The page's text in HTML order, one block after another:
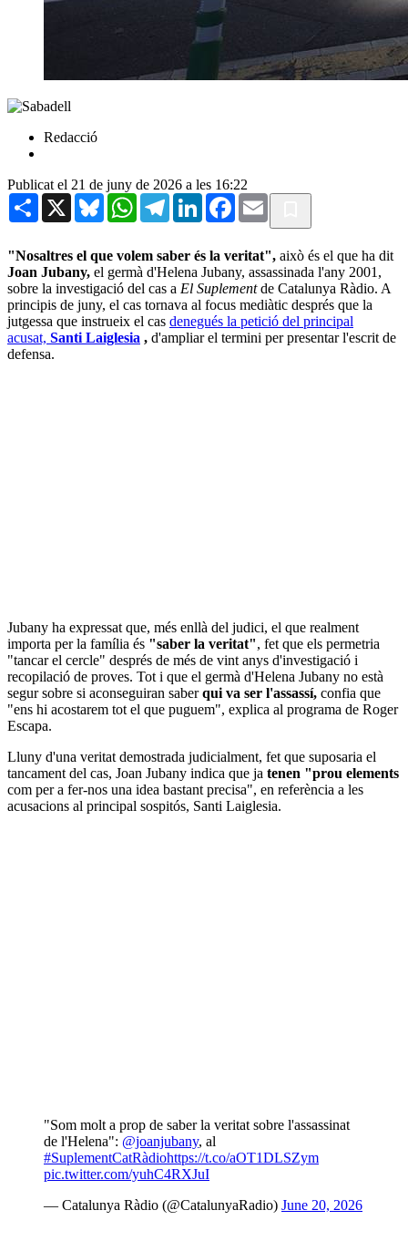
Redacció
Publicat el 21 de juny de 2026 a les 16:22
Share X BlueskyWhatsAppTelegramLinkedInFacebook
Email
"Nosaltres el que volem saber és la veritat", això és el que ha dit
Joan Jubany, el germà d'Helena Jubany, assassinada l'any 2001,
sobre la investigació del cas a El Suplementde Catalunya Ràdio. A
principis de juny, el cas tornava al focus mediàtic després que la
jutgessa que instrueix el cas denegués la petició del principal
acusat, Santi Laiglesia , d'ampliar el termini per presentar l'escrit de
defensa.
Jubany ha expressat que, més enllà del judici, el que realment
importa per la família és "saber la veritat", fet que els permetria
"tancar el cercle" després de més de vint anys d'investigació i
recopilació de proves. Tot i que el germà d'Helena Jubany no està
segur sobre si aconseguiran saberqui va ser l'assassí, confia que
"ens hi acostarem tot el que puguem", explica al programa de Roger
Escapa.
Lluny d'una veritat demostrada judicialment, fet que suposaria el
tancament del cas, Joan Jubany indica que ja tenen "prou elements
com per a fer-nos una idea bastant precisa", en referència a les
acusacions al principal sospitós, Santi Laiglesia.
"Som molt a prop de saber la veritat sobre l'assassinat
de l'Helena": @joanjubany, al
#SuplementCatRàdiohttps://t.co/aOT1DLSZym
pic.twitter.com/yuhC4RXJuI
— Catalunya Ràdio (@CatalunyaRadio) June 20, 2026